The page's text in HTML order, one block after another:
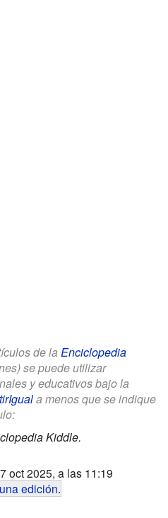
de la Enciclopedia
se puede utilizar
y educativos bajo la
a menos que se indique
Kiddle.
oct 2025, a las 11:19
edición.